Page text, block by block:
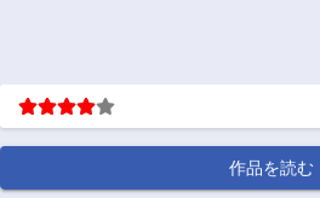
作品を読む